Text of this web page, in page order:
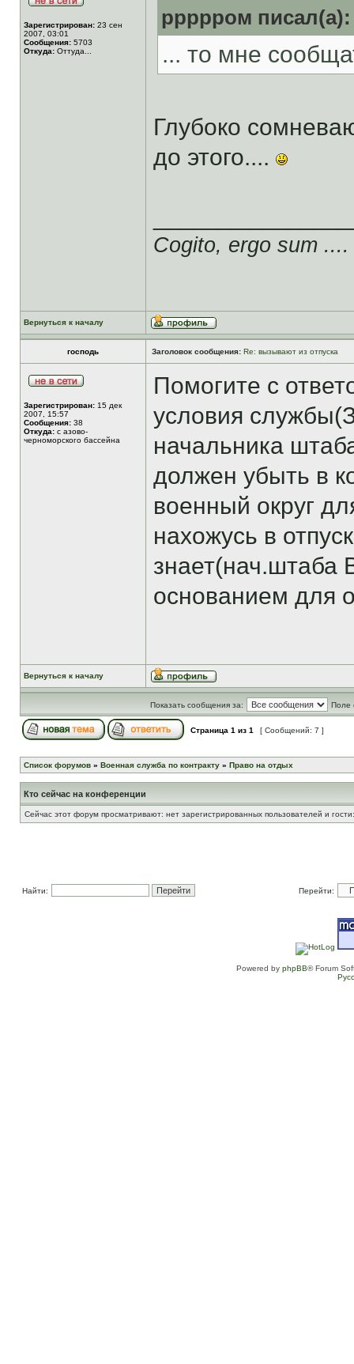
Зарегистрирован: 23 сен
2007, 03:01
Сообщения: 5703
Откуда: Оттуда...
ррррром писал(а):
... то мне
Глубоко
до этого....
Cogito, ergo sum ....
Вернуться к началу
господь Заголовок сообщения: Re: вызывают из отпуска
Зарегистрирован: 15 дек
2007, 15:57
Сообщения: 38
Откуда: с азово-
черноморского бассейна
Помогите с
условия
начальника
должен убыть в
военный округ
нахожусь в
знает(нач.штаба
основанием для
Вернуться к началу
Показать сообщения за: Поле
Страница 1 из 1 [ Сообщений: 7 ]
Список форумов » Военная служба по контракту » Право на отдых
Кто сейчас на конференции
Сейчас этот форум просматривают: нет зарегистрированных пользователей и
Найти: Перейти:
Powered by phpBB® Forum